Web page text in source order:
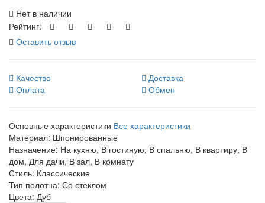
Нет в наличии
Рейтинг:
Оставить отзыв
Качество
Доставка
Оплата
Обмен
Основные характеристики Все характеристики
Материал: Шпонированные
Назначение: На кухню, В гостиную, В спальню, В квартиру, В
дом, Для дачи, В зал, В комнату
Стиль: Классические
Тип полотна: Со стеклом
Цвета: Дуб